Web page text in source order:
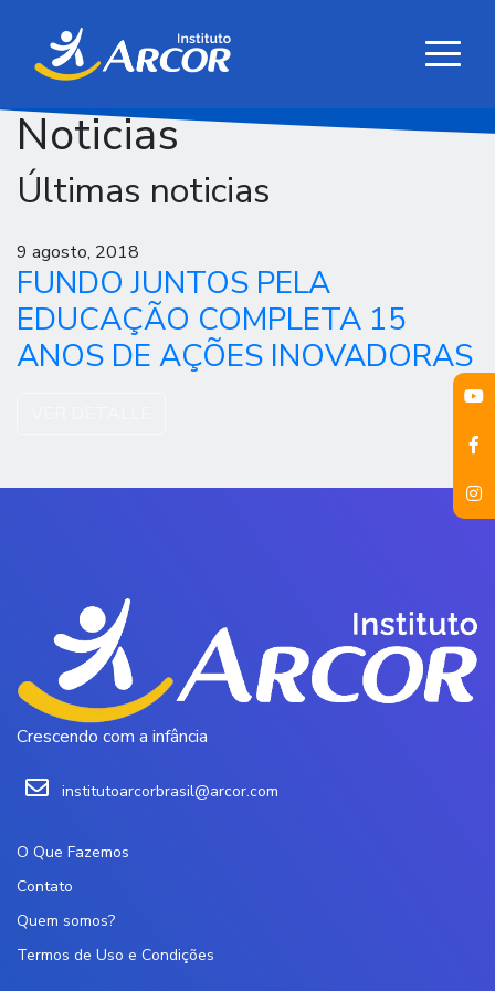
Noticias
Últimas noticias
9 agosto, 2018
FUNDO JUNTOS PELA
EDUCAÇÃO COMPLETA 15
ANOS DE AÇÕES INOVADORAS
Crescendo com a infância
institutoarcorbrasil@arcor.com
O Que Fazemos
Contato
Quem somos?
Termos de Uso e Condições